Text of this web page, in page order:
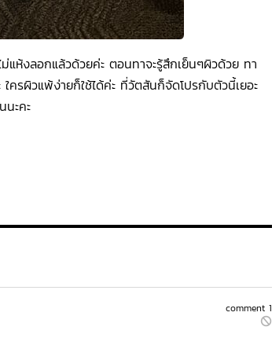
ห้งลอกแล้วด้วยค่ะ ตอนทาจะรู้สึกเย็นๆผิวด้วย ทา
ครผิวแพ้ง่ายก็ใช้ได้ค่ะ ที่วัตสันก็จัดโปรกับตัวนี้เยอะ
นะคะ
comment 1